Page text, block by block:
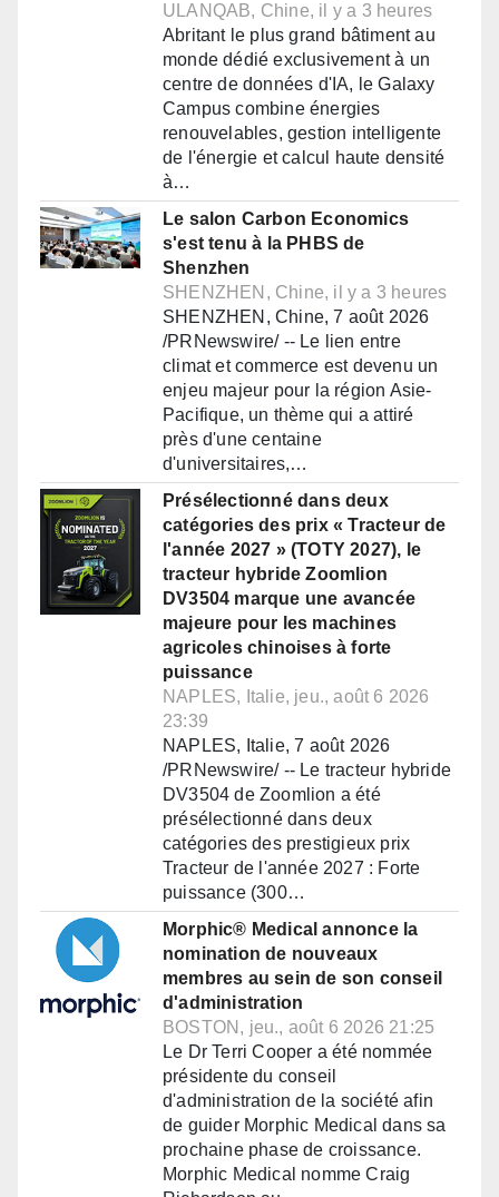
ULANQAB, Chine, il y a 3 heures
Abritant le plus grand bâtiment au
monde dédié exclusivement à un
centre de données d'IA, le Galaxy
Campus combine énergies
renouvelables, gestion intelligente
de l'énergie et calcul haute densité
à…
Le salon Carbon Economics
s'est tenu à la PHBS de
Shenzhen
SHENZHEN, Chine, il y a 3 heures
SHENZHEN, Chine, 7 août 2026
/PRNewswire/ -- Le lien entre
climat et commerce est devenu un
enjeu majeur pour la région Asie-
Pacifique, un thème qui a attiré
près d'une centaine
d'universitaires,…
Présélectionné dans deux
catégories des prix « Tracteur de
l'année 2027 » (TOTY 2027), le
tracteur hybride Zoomlion
DV3504 marque une avancée
majeure pour les machines
agricoles chinoises à forte
puissance
NAPLES, Italie, jeu., août 6 2026
23:39
NAPLES, Italie, 7 août 2026
/PRNewswire/ -- Le tracteur hybride
DV3504 de Zoomlion a été
présélectionné dans deux
catégories des prestigieux prix
Tracteur de l'année 2027 : Forte
puissance (300…
Morphic® Medical annonce la
nomination de nouveaux
membres au sein de son conseil
d'administration
BOSTON, jeu., août 6 2026 21:25
Le Dr Terri Cooper a été nommée
présidente du conseil
d'administration de la société afin
de guider Morphic Medical dans sa
prochaine phase de croissance.
Morphic Medical nomme Craig